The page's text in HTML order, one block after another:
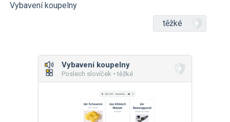
Vybavení koupelny
těžké
Vybavení koupelny
Poslech slovíček • těžké